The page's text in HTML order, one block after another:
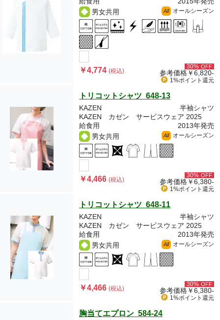
男女共用
All オールシーズン
￥4,774(税込)
30% OFF
参考価格￥6,820-
1%ポイント 還元
トリコットシャツ 648-13
KAZEN
半袖シャツ
KAZEN カゼン サービスウェア 2025
給食用
2013年発売
男女共用
All オールシーズン
￥4,466(税込)
30% OFF
参考価格￥6,380-
1%ポイント 還元
トリコットシャツ 648-11
KAZEN
半袖シャツ
KAZEN カゼン サービスウェア 2025
給食用
2013年発売
男女共用
All オールシーズン
￥4,466(税込)
30% OFF
参考価格￥6,380-
1%ポイント 還元
胸当てエプロン 584-24